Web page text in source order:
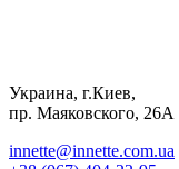
Украина, г.Киев,
пр. Маяковского, 26А
innette@innette.com.ua